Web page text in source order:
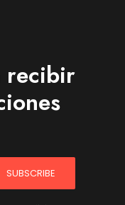
recibir
SUBSCRIBE